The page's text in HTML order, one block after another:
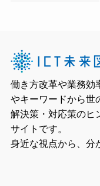
働き方改革や業務効
やキーワードから世
解決策・対応策のヒ
サイトです。
身近な視点から、分